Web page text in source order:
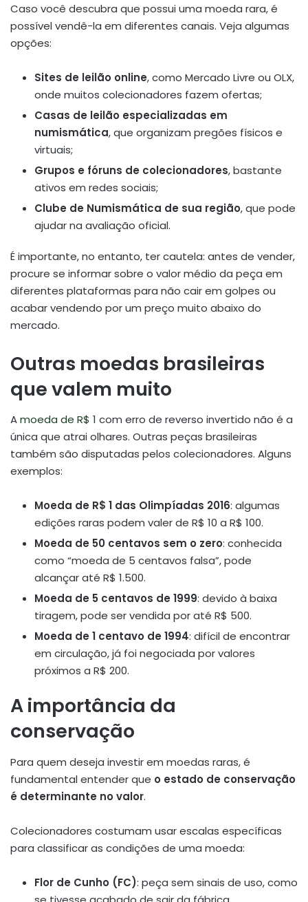
Caso você descubra que possui uma moeda rara, é
possível vendê-la em diferentes canais. Veja algumas
opções:
Sites de leilão online, como Mercado Livre ou OLX,
onde muitos colecionadores fazem ofertas;
Casas de leilão especializadas em
numismática, que organizam pregões físicos e
virtuais;
Grupos e fóruns de colecionadores, bastante
ativos em redes sociais;
Clube de Numismática de sua região, que pode
ajudar na avaliação oficial.
É importante, no entanto, ter cautela: antes de vender,
procure se informar sobre o valor médio da peça em
diferentes plataformas para não cair em golpes ou
acabar vendendo por um preço muito abaixo do
mercado.
Outras moedas brasileiras
que valem muito
Amoeda de R$ 1 com erro de reverso invertido não é a
única que atrai olhares. Outras peças brasileiras
também são disputadas pelos colecionadores. Alguns
exemplos:
Moeda de R$ 1 das Olimpíadas 2016: algumas
edições raras podem valer de R$ 10 a R$ 100.
Moeda de 50 centavos sem o zero: conhecida
como “moeda de 5 centavos falsa”, pode
alcançar até R$ 1.500.
Moeda de 5 centavos de 1999: devido à baixa
tiragem, pode ser vendida por até R$ 500.
Moeda de 1 centavo de 1994: difícil de encontrar
em circulação, já foi negociada por valores
próximos a R$ 200.
A importância da
conservação
Para quem deseja investir em moedas raras, é
fundamental entender que o estado de conservação
é determinante no valor.
Colecionadores costumam usar escalas específicas
para classificar as condições de uma moeda:
Flor de Cunho (FC): peça sem sinais de uso, como